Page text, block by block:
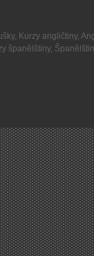
, Kurzy angličtiny,
španělštiny,